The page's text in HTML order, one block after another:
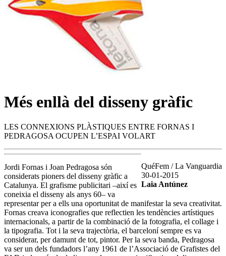
Més enllà del disseny gràfic
LES CONNEXIONS PLÀSTIQUES ENTRE FORNAS I
PEDRAGOSA OCUPEN L’ESPAI VOLART
QuéFem / La Vanguardia
30-01-2015
Laia Antúnez
Jordi Fornas i Joan Pedragosa són
considerats pioners del disseny gràfic a
Catalunya. El grafisme publicitari –així es
coneixia el disseny als anys 60– va
representar per a ells una oportunitat de manifestar la seva creativitat.
Fornas creava iconografies que reflectien les tendències artístiques
internacionals, a partir de la combinació de la fotografia, el collage i
la tipografia. Tot i la seva trajectòria, el barceloní sempre es va
considerar, per damunt de tot, pintor. Per la seva banda, Pedragosa
va ser un dels fundadors l’any 1961 de l’Associació de Grafistes del